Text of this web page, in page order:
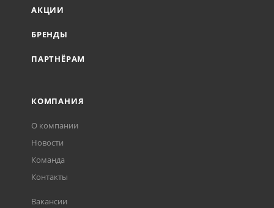
АКЦИИ
БРЕНДЫ
ПАРТНЁРАМ
КОМПАНИЯ
О компании
Новости
Команда
Контакты
Вакансии